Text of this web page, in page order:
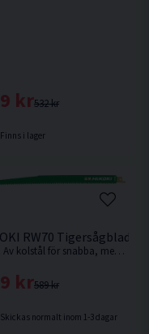
delar
532 kr
kr
Finns i lager
5-pack
RW70 Tigersågblad
3TPI. Av kolstål för snabba, medelgrova till grova snitt i mjuka material som t.ex mjukt trä.
589 kr
kr
Skickas normalt inom 1-3 dagar